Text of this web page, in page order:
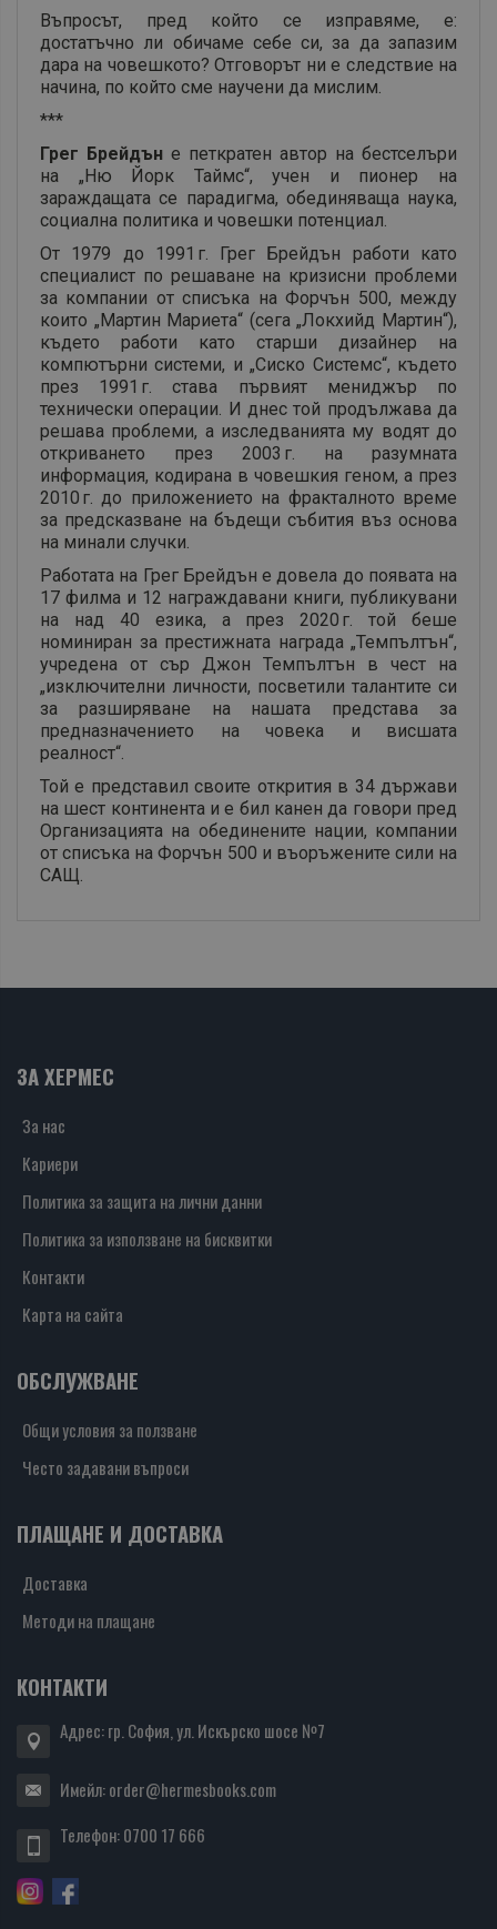
Въпросът, пред който се изправяме, е:
достатъчно ли обичаме себе си, за да запазим
дара на човешкото? Отговорът ни е следствие на
начина, по който сме научени да мислим.
***
Грег Брейдън е петкратен автор на бестселъри
на „Ню Йорк Таймс“, учен и пионер на
зараждащата се парадигма, обединяваща наука,
социална политика и човешки потенциал.
От 1979 до 1991 г. Грег Брейдън работи като
специалист по решаване на кризисни проблеми
за компании от списъка на Форчън 500, между
които „Мартин Мариета“ (сега „Локхийд Мартин“),
където работи като старши дизайнер на
компютърни системи, и „Сиско Системс“, където
през 1991 г. става първият мениджър по
технически операции. И днес той продължава да
решава проблеми, а изследванията му водят до
откриването през 2003 г. на разумната
информация, кодирана в човешкия геном, а през
2010 г. до приложението на фракталното време
за предсказване на бъдещи събития въз основа
на минали случки.
Работата на Грег Брейдън е довела до появата на
17 филма и 12 награждавани книги, публикувани
на над 40 езика, а през 2020 г. той беше
номиниран за престижната награда „Темпълтън“,
учредена от сър Джон Темпълтън в чест на
„изключителни личности, посветили талантите си
за разширяване на нашата представа за
предназначението на човека и висшата
реалност“.
Той е представил своите открития в 34 държави
на шест континента и е бил канен да говори пред
Организацията на обединените нации, компании
от списъка на Форчън 500 и въоръжените сили на
САЩ.
ЗА ХЕРМЕС
За нас
Кариери
Политика за защита на лични данни
Политика за използване на бисквитки
Контакти
Карта на сайта
ОБСЛУЖВАНЕ
Общи условия за ползване
Често задавани въпроси
ПЛАЩАНЕ И ДОСТАВКА
Доставка
Методи на плащане
КОНТАКТИ
Адрес: гр. София, ул. Искърско шосе №7
Имейл:order@hermesbooks.com
Телефон:0700 17 666